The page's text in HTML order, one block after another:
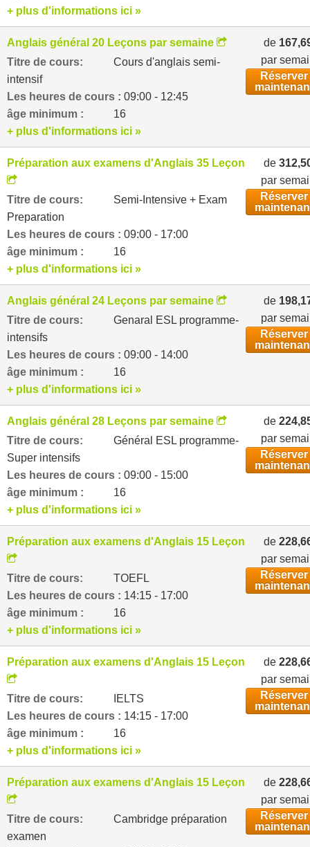
+ plus d'informations ici »
Anglais général 20 Leçons par semaine
Titre de cours:
Cours d'anglais semi-
intensif
Les heures de cours : 09:00 - 12:45
âge minimum :
16
de
par
Réserver
+ plus d'informations ici »
Préparation aux examens d'Anglais 35 Leçons par
Titre de cours:
Semi-Intensive + Exam
Preparation
Les heures de cours : 09:00 - 17:00
âge minimum :
16
de
par
Réserver
+ plus d'informations ici »
Anglais général 24 Leçons par semaine
Titre de cours:
Genaral ESL programme-
intensifs
Les heures de cours : 09:00 - 14:00
âge minimum :
16
de
par
Réserver
+ plus d'informations ici »
Anglais général 28 Leçons par semaine
Titre de cours:
Général ESL programme-
Super intensifs
Les heures de cours : 09:00 - 15:00
âge minimum :
16
de
par
Réserver
+ plus d'informations ici »
Préparation aux examens d'Anglais 15 Leçons par
Titre de cours:
TOEFL
Les heures de cours : 14:15 - 17:00
âge minimum :
16
de
par
Réserver
+ plus d'informations ici »
Préparation aux examens d'Anglais 15 Leçons par
Titre de cours:
IELTS
Les heures de cours : 14:15 - 17:00
âge minimum :
16
de
par
Réserver
+ plus d'informations ici »
Préparation aux examens d'Anglais 15 Leçons par
Titre de cours:
Cambridge préparation
examen
de
par
Réserver